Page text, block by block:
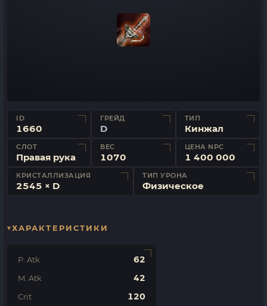
ID
1660
ГРЕЙД
D
ТИП
Кинжал
СЛОТ
Правая рука
ВЕС
1070
ЦЕНА NPC
1 400 000
КРИСТАЛЛИЗАЦИЯ
2545 × D
ТИП УРОНА
Физическое
ХАРАКТЕРИСТИКИ
P. Atk 62
M. Atk 42
Crit 120